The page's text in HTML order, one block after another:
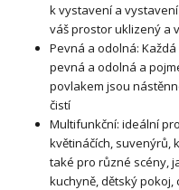
k vystavení a
váš prostor uklizený a
Pevná a odolná:
pevná a odolná a
povlakem jsou
čistí
Multifunkční: ideální
květináčích, suvenýrů,
také pro různé scény,
kuchyně, dětský pokoj,